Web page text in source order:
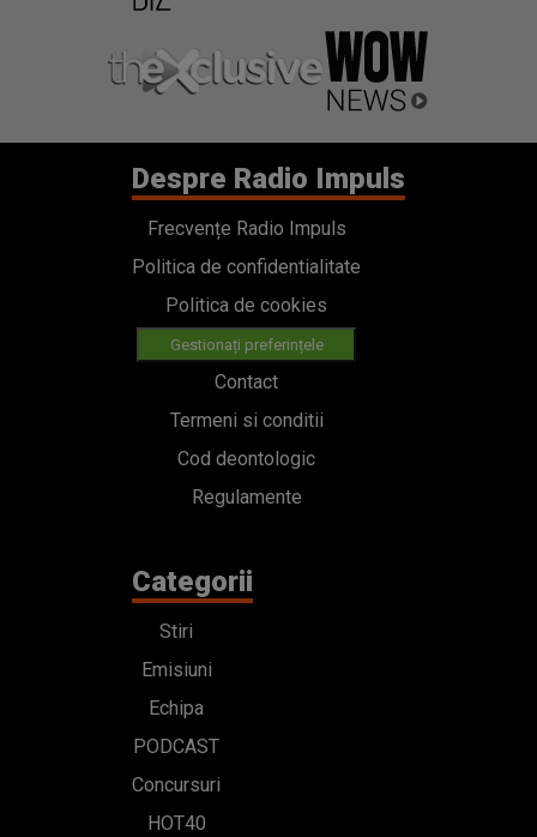
Despre Radio Impuls
Frecvențe Radio Impuls
Politica de confidentialitate
Politica de cookies
Gestionați preferințele
Contact
Termeni si conditii
Cod deontologic
Regulamente
Categorii
Stiri
Emisiuni
Echipa
PODCAST
Concursuri
HOT40